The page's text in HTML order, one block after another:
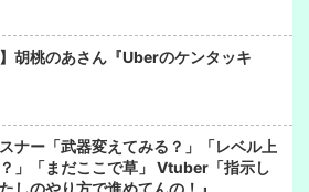
】胡桃のあさん『Uberのケンタッキ
スナー「武器変えてみる？」「レベル上
」「まだここで草」 Vtuber「指示し